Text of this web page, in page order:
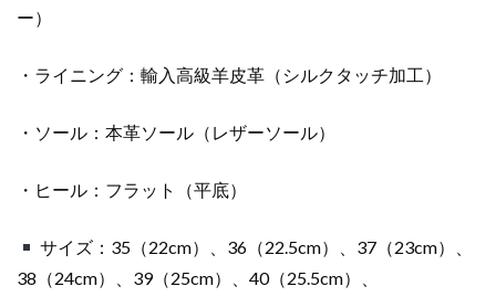
ー）
・ライニング：輸入高級羊皮革（シルクタッチ加工）
・ソール：本革ソール（レザーソール）
・ヒール：フラット（平底）
サイズ：35（22cm）、36（22.5cm）、37（23cm）、
38（24cm）、39（25cm）、40（25.5cm）、